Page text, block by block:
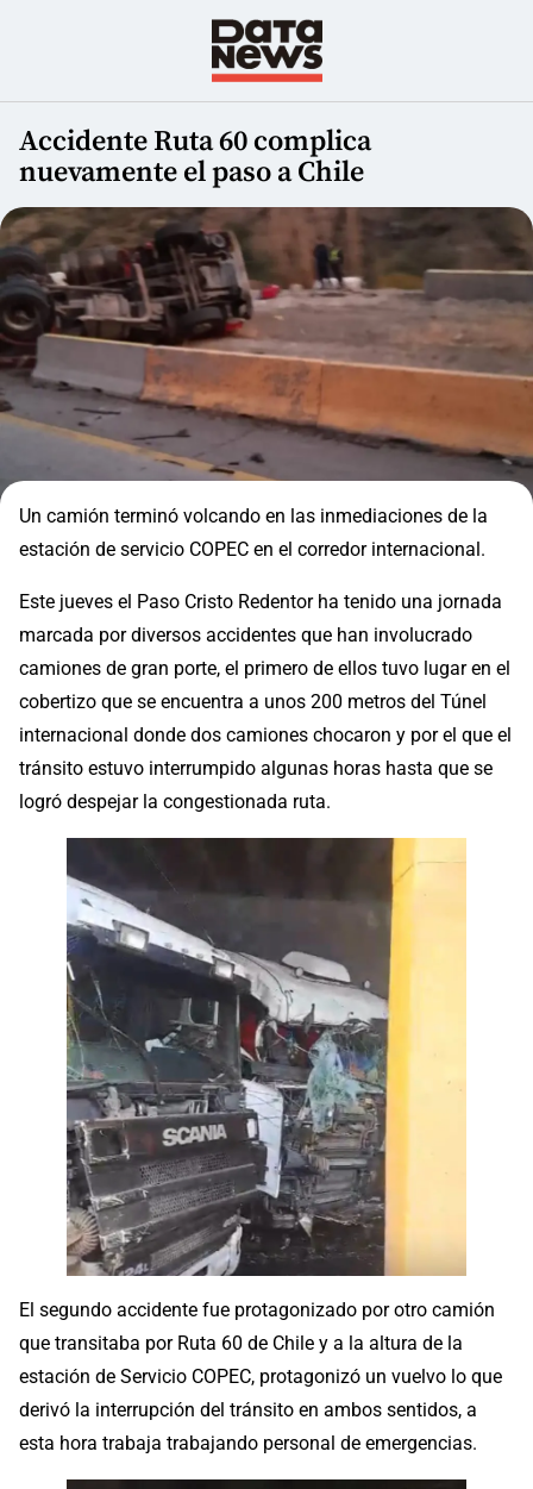
Accidente Ruta 60 complica
nuevamente el paso a Chile
Un camión terminó volcando en las inmediaciones de la
estación de servicio COPEC en el corredor internacional.
Este jueves el Paso Cristo Redentor ha tenido una jornada
marcada por diversos accidentes que han involucrado
camiones de gran porte, el primero de ellos tuvo lugar en el
cobertizo que se encuentra a unos 200 metros del Túnel
internacional donde dos camiones chocaron y por el que el
tránsito estuvo interrumpido algunas horas hasta que se
logró despejar la congestionada ruta.
El segundo accidente fue protagonizado por otro camión
que transitaba por Ruta 60 de Chile y a la altura de la
estación de Servicio COPEC, protagonizó un vuelvo lo que
derivó la interrupción del tránsito en ambos sentidos, a
esta hora trabaja trabajando personal de emergencias.